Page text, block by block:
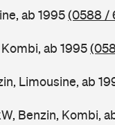
ab 1995(0588 /
ab 1995
Limousine, ab
Benzin, Kombi,